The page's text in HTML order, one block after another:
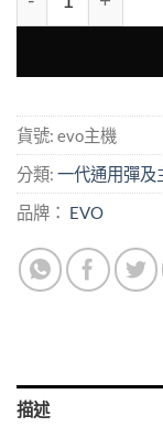
貨號: evo主機
分類: 一代通用彈及
品牌： EVO
描述